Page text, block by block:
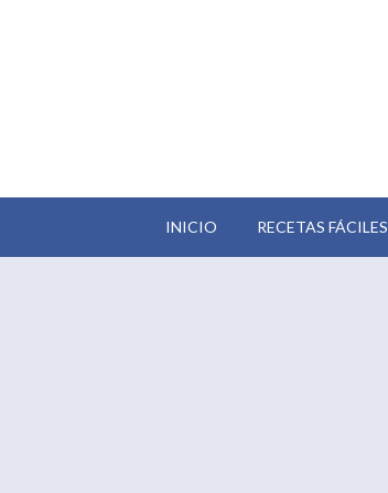
INICIO RECETAS FÁCILES